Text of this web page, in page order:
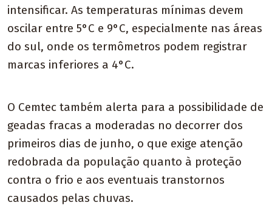
intensificar. As temperaturas mínimas devem
oscilar entre 5°C e 9°C, especialmente nas áreas
do sul, onde os termômetros podem registrar
marcas inferiores a 4°C.
O Cemtec também alerta para a possibilidade de
geadas fracas a moderadas no decorrer dos
primeiros dias de junho, o que exige atenção
redobrada da população quanto à proteção
contra o frio e aos eventuais transtornos
causados pelas chuvas.